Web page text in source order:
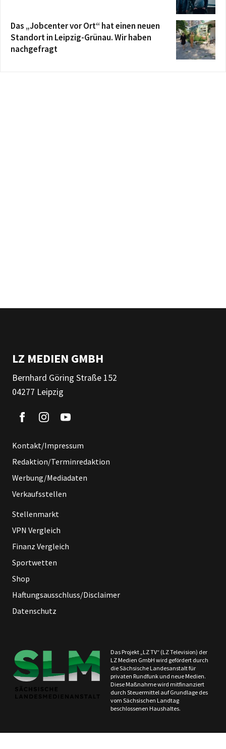
Das „Jobcenter vor Ort“ hat einen neuen
Standort in Leipzig-Grünau. Wir haben
nachgefragt
LZ MEDIEN GMBH
Bernhard Göring Straße 152
04277 Leipzig
Kontakt/Impressum
Redaktion/Terminredaktion
Werbung/Mediadaten
Verkaufsstellen
Stellenmarkt
VPN Vergleich
Finanz Vergleich
Sportwetten
Shop
Haftungsausschluss/Disclaimer
Datenschutz
Das Projekt „LZ TV“ (LZ Television) der
LZ Medien GmbH wird gefördert durch
die Sächsische Landesanstalt für
privaten Rundfunk und neue Medien.
Diese Maßnahme wird mitfinanziert
durch Steuermittel auf Grundlage des
vom Sächsischen Landtag
beschlossenen Haushaltes.